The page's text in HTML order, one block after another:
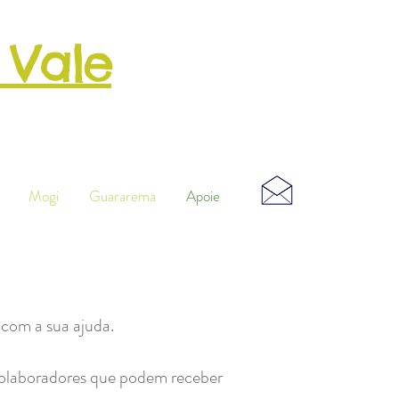
Mogi Guararema Apoie
a sua ajuda.
que podem receber